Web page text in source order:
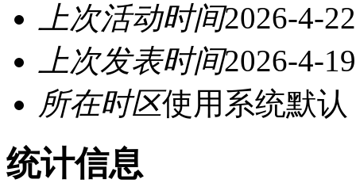
上次活动时间2026-4-
上次发表时间2026-4-
所在时区使用系统默认
统计信息